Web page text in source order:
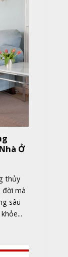
Ở
thủy
đời mà
sâu